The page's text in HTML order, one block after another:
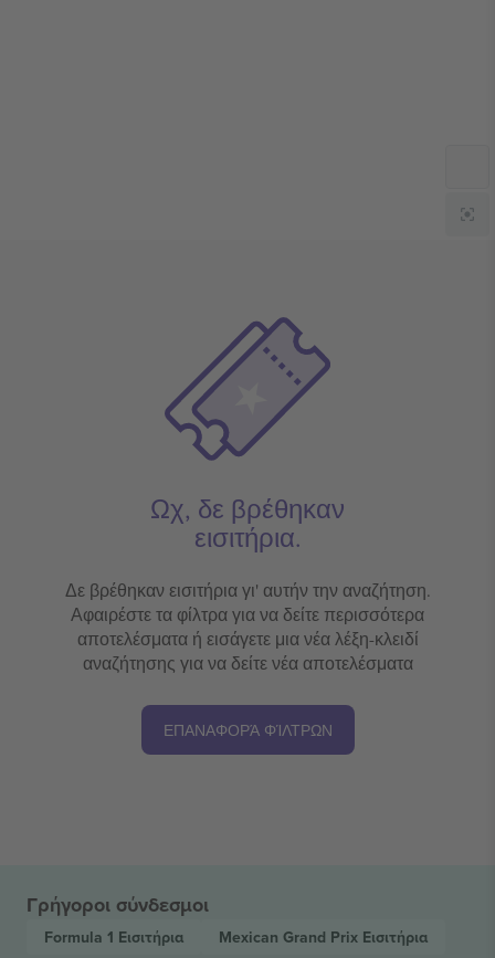
Ωχ, δε βρέθηκαν
εισιτήρια.
Δε βρέθηκαν εισιτήρια γι' αυτήν την αναζήτηση.
Αφαιρέστε τα φίλτρα για να δείτε περισσότερα
αποτελέσματα ή εισάγετε μια νέα λέξη-κλειδί
αναζήτησης για να δείτε νέα αποτελέσματα
ΕΠΑΝΑΦΟΡΆ ΦΊΛΤΡΩΝ
Γρήγοροι σύνδεσμοι
Formula 1 Εισιτήρια Mexican Grand Prix Εισιτήρια